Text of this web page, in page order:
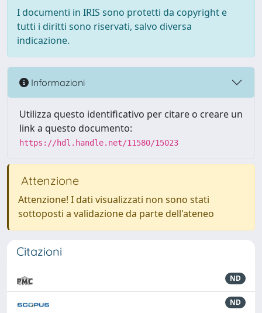
I documenti in IRIS sono protetti da copyright e
tutti i diritti sono riservati, salvo diversa
indicazione.
Informazioni
Utilizza questo identificativo per citare o creare un
link a questo documento:
https://hdl.handle.net/11580/15023
Attenzione
Attenzione! I dati visualizzati non sono stati
sottoposti a validazione da parte dell'ateneo
Citazioni
ND
ND